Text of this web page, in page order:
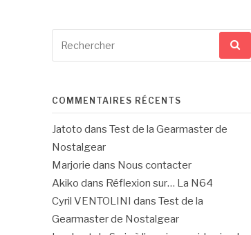
pour
COMMENTAIRES RÉCENTS
Jatoto dans Test de la Gearmaster de
Nostalgear
Marjorie dans Nous contacter
Akiko dans Réflexion sur… La N64
Cyril VENTOLINI dans Test de la
Gearmaster de Nostalgear